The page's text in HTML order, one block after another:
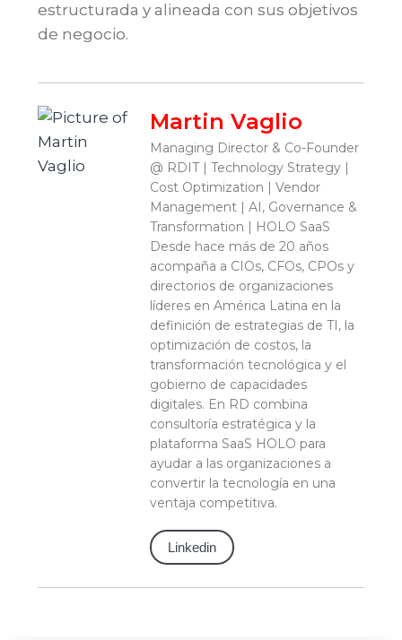
estructurada y alineada con sus objetivos
de negocio.
Martin Vaglio
Managing Director & Co-Founder
@ RDIT | Technology Strategy |
Cost Optimization | Vendor
Management | AI, Governance &
Transformation | HOLO SaaS
Desde hace más de 20 años
acompaña a CIOs, CFOs, CPOs y
directorios de organizaciones
líderes en América Latina en la
definición de estrategias de TI, la
optimización de costos, la
transformación tecnológica y el
gobierno de capacidades
digitales. En RD combina
consultoría estratégica y la
plataforma SaaS HOLO para
ayudar a las organizaciones a
convertir la tecnología en una
ventaja competitiva.
Linkedin